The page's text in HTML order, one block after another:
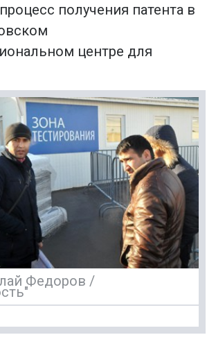
получения патента в
центре для
Федоров /